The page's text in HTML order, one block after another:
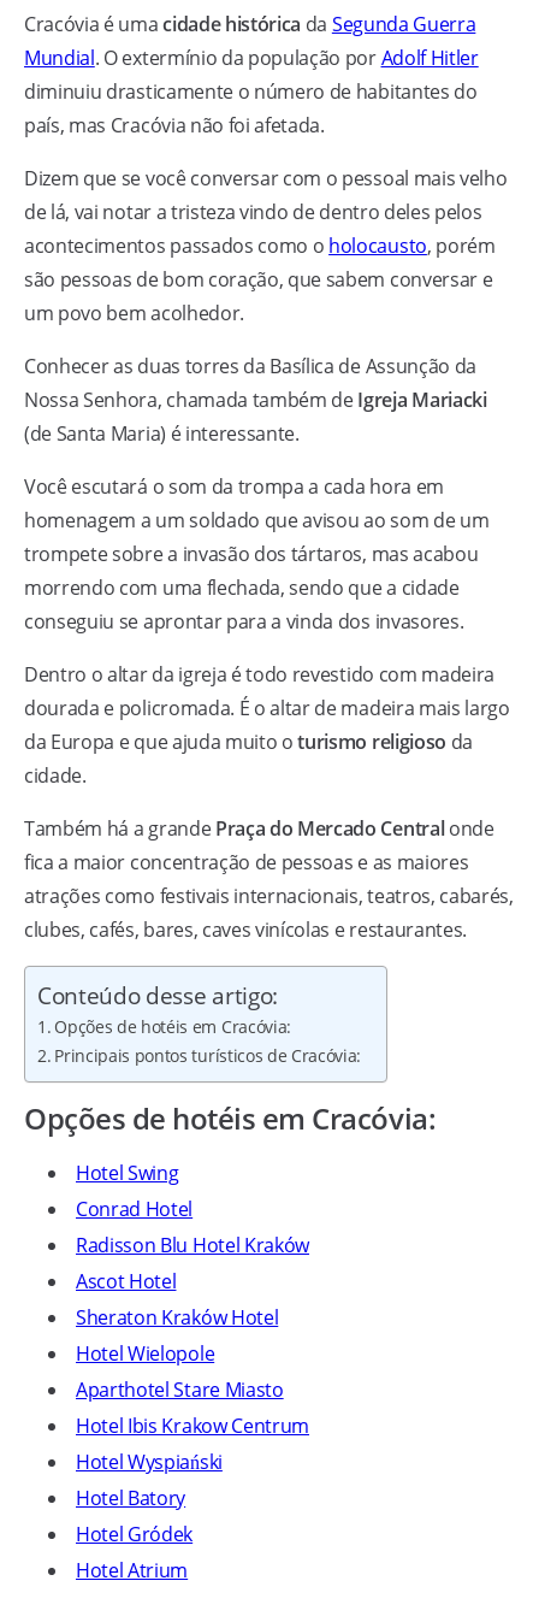
Cracóvia é umacidade histórica da Segunda Guerra
Mundial. O extermínio da população porAdolf Hitler
diminuiu drasticamente o número de habitantes do
país, mas Cracóvia não foi afetada.
Dizem que se você conversar com o pessoal mais velho
de lá, vai notar a tristeza vindo de dentro deles pelos
acontecimentos passados como o holocausto, porém
são pessoas de bom coração, que sabem conversar e
um povo bem acolhedor.
Conhecer as duas torres da Basílica de Assunção da
Nossa Senhora, chamada também deIgreja Mariacki
(de Santa Maria) é interessante.
Você escutará o som da trompa a cada hora em
homenagem a um soldado que avisou ao som de um
trompete sobre a invasão dos tártaros, mas acabou
morrendo com uma flechada, sendo que a cidade
conseguiu se aprontar para a vinda dos invasores.
Dentro o altar da igreja é todo revestido com madeira
dourada e policromada. É o altar de madeira mais largo
da Europa e que ajuda muito oturismo religioso da
cidade.
Também há a grandePraça do Mercado Centralonde
fica a maior concentração de pessoas e as maiores
atrações como festivais internacionais, teatros, cabarés,
clubes, cafés, bares, caves vinícolas e restaurantes.
Conteúdo desse artigo:
Opções de hotéis em Cracóvia:
Principais pontos turísticos de Cracóvia:
Opções de hotéis em Cracóvia:
Hotel Swing
Conrad Hotel
Radisson Blu Hotel Kraków
Ascot Hotel
Sheraton Kraków Hotel
Hotel Wielopole
Aparthotel Stare Miasto
Hotel Ibis Krakow Centrum
Hotel Wyspiański
Hotel Batory
Hotel Gródek
Hotel Atrium